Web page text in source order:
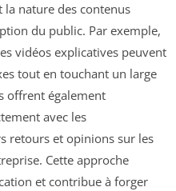
la nature des contenus
du public. Par exemple,
vidéos explicatives peuvent
tout en touchant un large
offrent également
avec les
retours et opinions sur les
Cette approche
et contribue à forger